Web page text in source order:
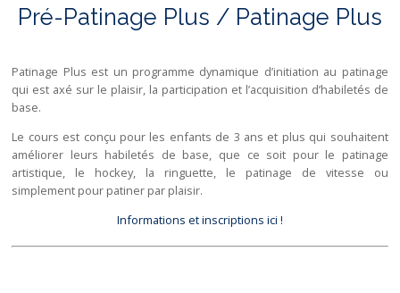
Pré-Patinage Plus / Patinage Plus
Patinage Plus est un programme dynamique d’initiation au patinage
qui est axé sur le plaisir, la participation et l’acquisition d’habiletés de
base.
Le cours est conçu pour les enfants de 3 ans et plus qui souhaitent
améliorer leurs habiletés de base, que ce soit pour le patinage
artistique, le hockey, la ringuette, le patinage de vitesse ou
simplement pour patiner par plaisir.
Informations et inscriptions ici !